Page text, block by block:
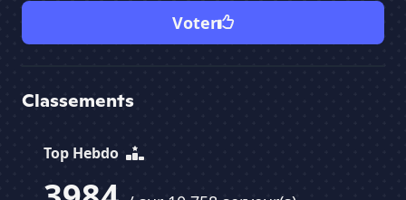
Voter
Classements
Top Hebdo